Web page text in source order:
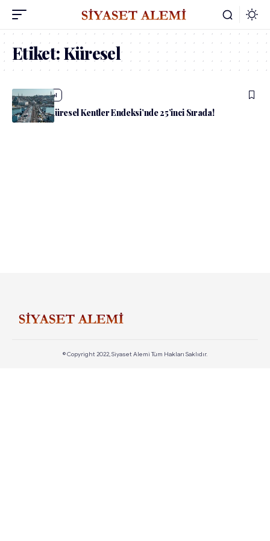
Etiket:Küresel
admin Güncel
İstanbul, ‘Küresel Kentler Endeksi’nde 25’inci Sırada!
© Copyright 2022, Siyaset Alemi Tüm Hakları Saklıdır.